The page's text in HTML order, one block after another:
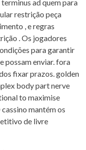
ad quem para
restrição peça
, e regras
. Os jogadores
para garantir
possam enviar. fora
fixar prazos. golden
body part nerve
to maximise
mantém os
de livre